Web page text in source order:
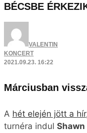
BÉCSBE
VALENTIN
KONCERT
2021.09.23. 16:22
Márciusban
A hét elején jött a hír
turnéra indul